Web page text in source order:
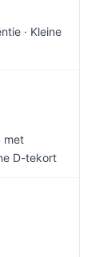
· Kleine
met
D-tekort